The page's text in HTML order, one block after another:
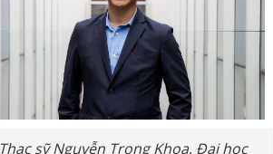
Thạc sỹ Nguyễn Trọng Khoa, Đại học